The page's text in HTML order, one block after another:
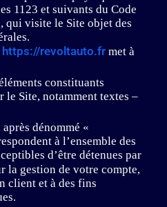
1123 et suivants du Code
qui visite le Site objet des
https://revoltauto.frmet à
constituants
le Site, notamment textes –
après dénommé «
à l’ensemble des
d’être détenues par
la gestion de votre compte,
client et à des fins